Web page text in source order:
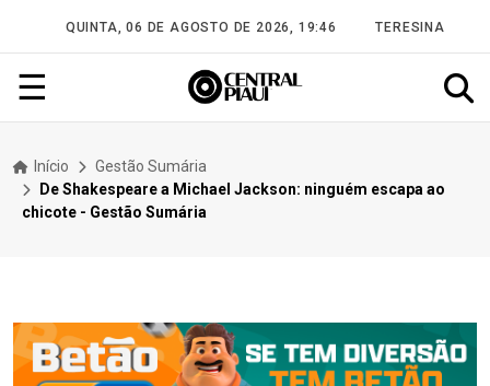
QUINTA, 06 DE AGOSTO DE 2026, 19:46 TERESINA
☰
Início
Gestão Sumária
De Shakespeare a Michael Jackson: ninguém escapa ao
chicote - Gestão Sumária